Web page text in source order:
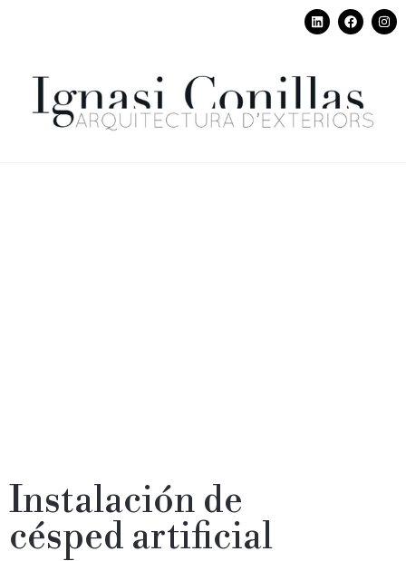
Instalación de
césped artificial